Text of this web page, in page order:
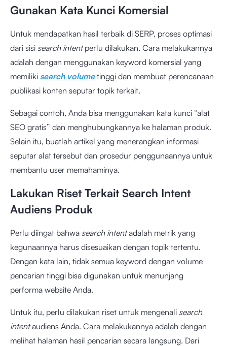
Gunakan Kata Kunci Komersial
Untuk mendapatkan hasil terbaik di SERP, proses optimasi
dari sisi search intentperlu dilakukan. Cara melakukannya
adalah dengan menggunakan keyword komersial yang
memiliki search volumetinggi dan membuat perencanaan
publikasi konten seputar topik terkait.
Sebagai contoh, Anda bisa menggunakan kata kunci “alat
SEO gratis” dan menghubungkannya ke halaman produk.
Selain itu, buatlah artikel yang menerangkan informasi
seputar alat tersebut dan prosedur penggunaannya untuk
membantu user memahaminya.
Lakukan Riset Terkait Search Intent
Audiens Produk
Perlu diingat bahwa search intentadalah metrik yang
kegunaannya harus disesuaikan dengan topik tertentu.
Dengan kata lain, tidak semua keyword dengan volume
pencarian tinggi bisa digunakan untuk menunjang
performa website Anda.
Untuk itu, perlu dilakukan riset untuk mengenali search
intentaudiens Anda. Cara melakukannya adalah dengan
melihat halaman hasil pencarian secara langsung. Dari